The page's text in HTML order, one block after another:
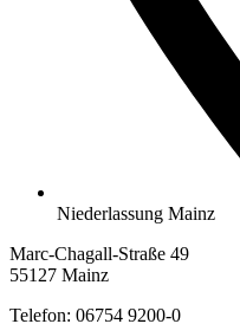
Niederlassung Mainz
Marc-Chagall-Straße 49
55127 Mainz
Telefon: 06754 9200-0